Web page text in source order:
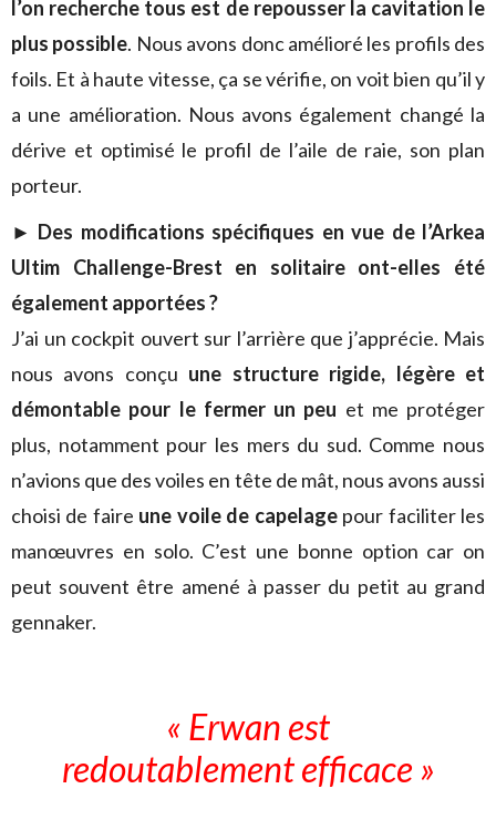
l’on recherche tous est de repousser la cavitation le
plus possible. Nous avons donc amélioré les profils des
foils. Et à haute vitesse, ça se vérifie, on voit bien qu’il y
a une amélioration. Nous avons également changé la
dérive et optimisé le profil de l’aile de raie, son plan
porteur.
► Des modifications spécifiques en vue de l’Arkea
Ultim Challenge-Brest en solitaire ont-elles été
également apportées ?
J’ai un cockpit ouvert sur l’arrière que j’apprécie. Mais
nous avons conçu une structure rigide, légère et
démontable pour le fermer un peu et me protéger
plus, notamment pour les mers du sud. Comme nous
n’avions que des voiles en tête de mât, nous avons aussi
choisi de faire une voile de capelagepour faciliter les
manœuvres en solo. C’est une bonne option car on
peut souvent être amené à passer du petit au grand
gennaker.
« Erwan est
redoutablement efficace »